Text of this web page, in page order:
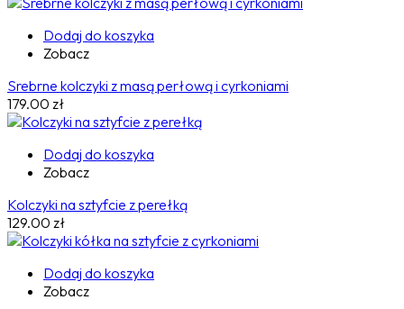
Dodaj do koszyka
Zobacz
Srebrne kolczyki z masą perłową i cyrkoniami
179.00 zł
Dodaj do koszyka
Zobacz
Kolczyki na sztyfcie z perełką
129.00 zł
Dodaj do koszyka
Zobacz